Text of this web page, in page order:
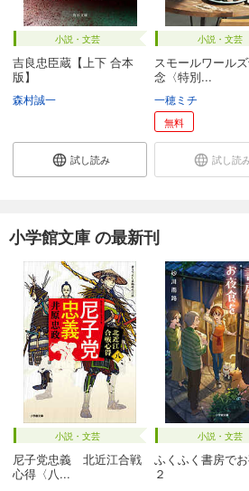
小説・文芸
吉良忠臣蔵【上下 合本
版】
森村誠一
試し読み
小説・文芸
スモールワール
念〈特別...
一穂ミチ
無料
試し読
小学館文庫 の最新刊
小説・文芸
尼子党忠義 北近江合戦
心得〈八...
小説・文芸
ふくふく書房で
２